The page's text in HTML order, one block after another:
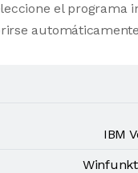
el programa
IBM